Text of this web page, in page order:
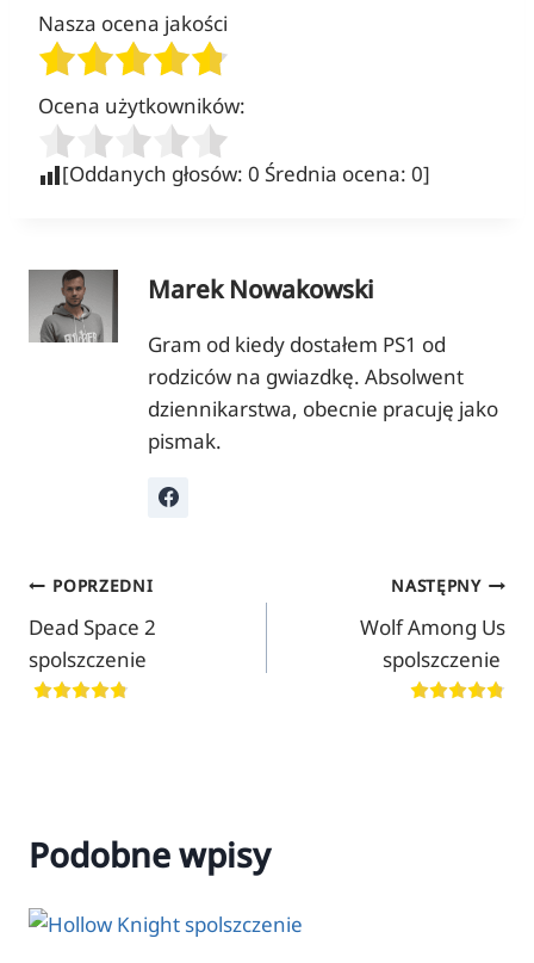
Nasza ocena jakości
Ocena użytkowników:
[Oddanych głosów: 0 Średnia ocena: 0]
Marek Nowakowski
Gram od kiedy dostałem PS1 od
rodziców na gwiazdkę. Absolwent
dziennikarstwa, obecnie pracuję jako
pismak.
Nawigacja
wpisu
POPRZEDNI
Dead Space 2
spolszczenie
NASTĘPNY
Wolf Among Us
spolszczenie
Podobne wpisy